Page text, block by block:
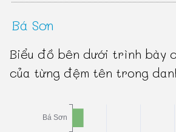
Bá Sơn
Biểu đồ bên dưới trình bày
của từng đệm tên trong